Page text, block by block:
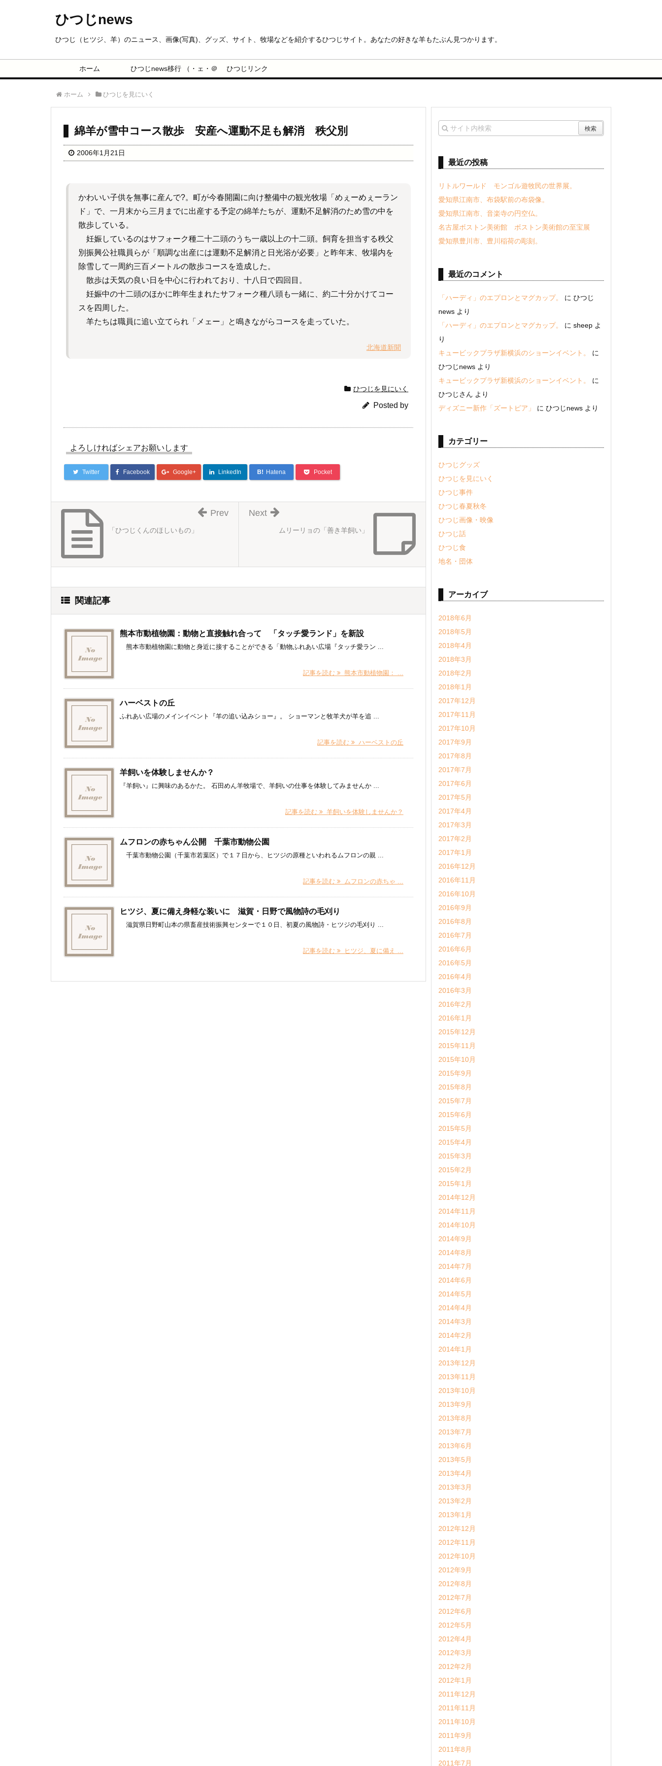
ひつじnews
ひつじ（ヒツジ、羊）のニュース、画像(写真)、グッズ、サイト、牧場などを紹介するひつじサイト。あなたの好きな羊もたぶん見つかります。
ホーム ひつじnews移行 （・ェ・＠ ひつじリンク
ホーム ひつじを見にいく
綿羊が雪中コース散歩 安産へ運動不足も解消 秩父別
2006年1月21日
かわいい子供を無事に産んで?。町が今春開園に向け整備中の観光牧場「めぇーめぇーラン
ド」で、一月末から三月までに出産する予定の綿羊たちが、運動不足解消のため雪の中を
散歩している。
妊娠しているのはサフォーク種二十二頭のうち一歳以上の十二頭。飼育を担当する秩父
別振興公社職員らが「順調な出産には運動不足解消と日光浴が必要」と昨年末、牧場内を
除雪して一周約三百メートルの散歩コースを造成した。
散歩は天気の良い日を中心に行われており、十八日で四回目。
妊娠中の十二頭のほかに昨年生まれたサフォーク種八頭も一緒に、約二十分かけてコー
スを四周した。
羊たちは職員に追い立てられ「メェー」と鳴きながらコースを走っていた。
北海道新聞
ひつじを見にいく
Posted by
よろしければシェアお願いします
Twitter Facebook Google+ LinkedIn B! Hatena Pocket
ムリーリョの「善き羊飼い」
Next
「ひつじくんのほしいもの」
Prev
関連記事
熊本市動植物園：動物と直接触れ合って 「タッチ愛ランド」を新設
熊本市動植物園に動物と身近に接することができる「動物ふれあい広場『タッチ愛ラン ...
記事を読む 熊本市動植物園： ...
ハーベストの丘
ふれあい広場のメインイベント『羊の追い込みショー』。 ショーマンと牧羊犬が羊を追 ...
記事を読む ハーベストの丘
羊飼いを体験しませんか？
『羊飼い』に興味のあるかた。 石田めん羊牧場で、羊飼いの仕事を体験してみませんか ...
記事を読む 羊飼いを体験しませんか？
ムフロンの赤ちゃん公開 千葉市動物公園
千葉市動物公園（千葉市若葉区）で１７日から、ヒツジの原種といわれるムフロンの親 ...
記事を読む ムフロンの赤ちゃ ...
ヒツジ、夏に備え身軽な装いに 滋賀・日野で風物詩の毛刈り
滋賀県日野町山本の県畜産技術振興センターで１０日、初夏の風物詩・ヒツジの毛刈り ...
記事を読む ヒツジ、夏に備え ...
最近の投稿
リトルワールド モンゴル遊牧民の世界展。
愛知県江南市、布袋駅前の布袋像。
愛知県江南市、音楽寺の円空仏。
名古屋ボストン美術館 ボストン美術館の至宝展
愛知県豊川市、豊川稲荷の彫刻。
最近のコメント
「ハーディ」のエプロンとマグカップ。 に ひつじ
news より
「ハーディ」のエプロンとマグカップ。
に sheep よ
り
キュービックプラザ新横浜のショーンイベント。
に
ひつじnews より
キュービックプラザ新横浜のショーンイベント。
に
ひつじさん より
ディズニー新作「ズートピア」
に ひつじnews より
カテゴリー
ひつじグッズ
ひつじを見にいく
ひつじ事件
ひつじ春夏秋冬
ひつじ画像・映像
ひつじ話
ひつじ食
地名・団体
アーカイブ
2018年6月
2018年5月
2018年4月
2018年3月
2018年2月
2018年1月
2017年12月
2017年11月
2017年10月
2017年9月
2017年8月
2017年7月
2017年6月
2017年5月
2017年4月
2017年3月
2017年2月
2017年1月
2016年12月
2016年11月
2016年10月
2016年9月
2016年8月
2016年7月
2016年6月
2016年5月
2016年4月
2016年3月
2016年2月
2016年1月
2015年12月
2015年11月
2015年10月
2015年9月
2015年8月
2015年7月
2015年6月
2015年5月
2015年4月
2015年3月
2015年2月
2015年1月
2014年12月
2014年11月
2014年10月
2014年9月
2014年8月
2014年7月
2014年6月
2014年5月
2014年4月
2014年3月
2014年2月
2014年1月
2013年12月
2013年11月
2013年10月
2013年9月
2013年8月
2013年7月
2013年6月
2013年5月
2013年4月
2013年3月
2013年2月
2013年1月
2012年12月
2012年11月
2012年10月
2012年9月
2012年8月
2012年7月
2012年6月
2012年5月
2012年4月
2012年3月
2012年2月
2012年1月
2011年12月
2011年11月
2011年10月
2011年9月
2011年8月
2011年7月